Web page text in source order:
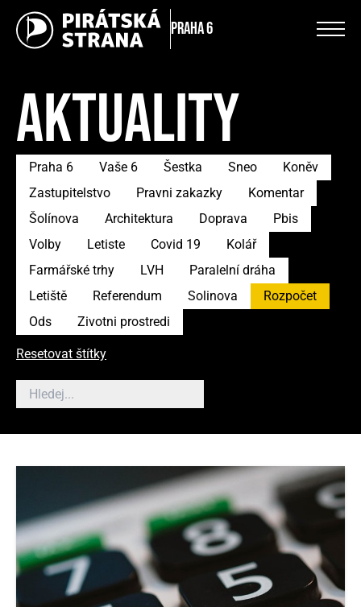
Praha 6
AKTUALITY
Praha 6 Vaše 6 Šestka Sneo
Koněv
Zastupitelstvo
Pravni zakazky
Komentar
Šolínova
Architektura Doprava
Pbis
Volby
Letiste Covid 19
Kolář
Farmářské trhy
LVH
Paralelní dráha
Letiště
Referendum Solinova
Rozpočet
Ods
Zivotni prostredi
Resetovat štítky